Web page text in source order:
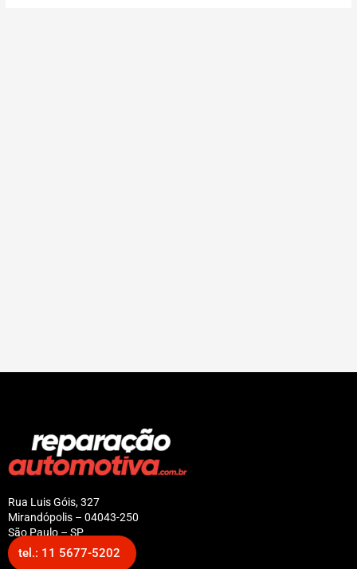
Rua Luis Góis, 327
Mirandópolis – 04043-250
São Paulo – SP
tel.: 11 5677-5202